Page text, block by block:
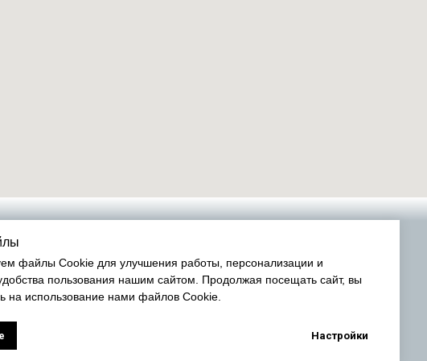
файлы Cookie для улучшения работы, персонализации и
пользования нашим сайтом. Продолжая посещать сайт, вы
на использование нами файлов Cookie.
Настройки